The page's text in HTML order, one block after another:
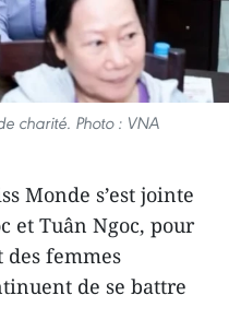
charité. Photo : VNA
Monde s’est jointe
et Tuân Ngoc, pour
des femmes
de se battre